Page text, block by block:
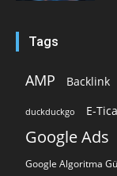
Tags
AMP Backlink
duckduckgo E-
Google Ads
Google Algoritma